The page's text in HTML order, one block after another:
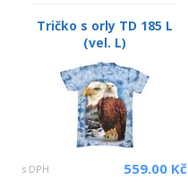
Tričko s orly TD 185 L
(vel. L)
s DPH 559.00 Kč